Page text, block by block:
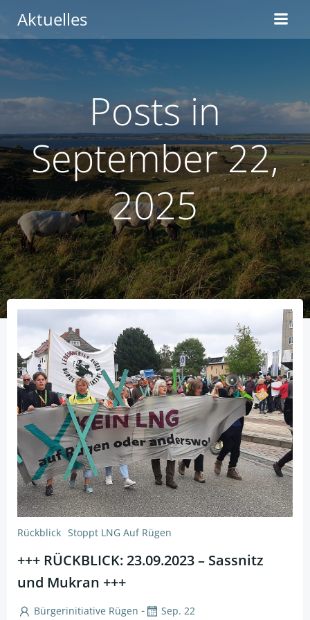
springen
Aktuelles
Posts in
September 22,
2025
Rückblick Stoppt LNG Auf Rügen
+++ RÜCKBLICK: 23.09.2023 – Sassnitz
und Mukran +++
Bürgerinitiative Rügen - Sep. 22